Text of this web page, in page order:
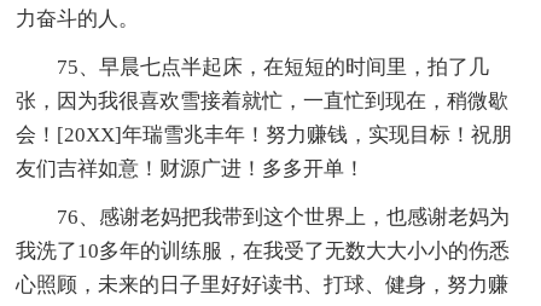
力奋斗的人。
75、早晨七点半起床，在短短的时间里，拍了几
张，因为我很喜欢雪接着就忙，一直忙到现在，稍微歇
会！[20XX]年瑞雪兆丰年！努力赚钱，实现目标！祝朋
友们吉祥如意！财源广进！多多开单！
76、感谢老妈把我带到这个世界上，也感谢老妈为
我洗了10多年的训练服，在我受了无数大大小小的伤悉
心照顾，未来的日子里好好读书、打球、健身，努力赚